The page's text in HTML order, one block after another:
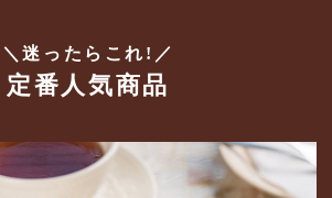
＼迷ったらこれ!／
定番人気商品